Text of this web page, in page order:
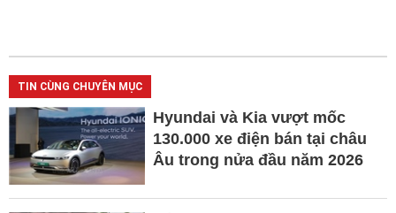
TIN CÙNG CHUYÊN MỤC
Hyundai và Kia vượt mốc
130.000 xe điện bán tại châu
Âu trong nửa đầu năm 2026